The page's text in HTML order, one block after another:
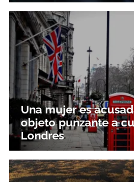
Una mujer es
objeto punzante a
Londres